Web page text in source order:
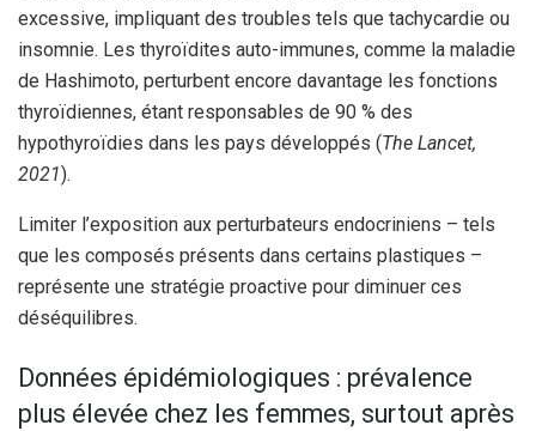
excessive, impliquant des troubles tels que tachycardie ou
insomnie. Les thyroïdites auto-immunes, comme la maladie
de Hashimoto, perturbent encore davantage les fonctions
thyroïdiennes, étant responsables de 90 % des
hypothyroïdies dans les pays développés (The Lancet,
2021).
Limiter l’exposition aux perturbateurs endocriniens – tels
que les composés présents dans certains plastiques –
représente une stratégie proactive pour diminuer ces
déséquilibres.
Données épidémiologiques : prévalence
plus élevée chez les femmes, surtout après